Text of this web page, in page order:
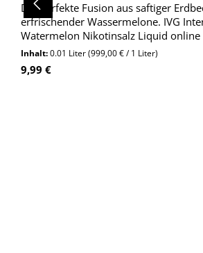
Die perfekte Fusion aus saftiger
erfrischender Wassermelone. IVG
Watermelon Nikotinsalz Liquid online
Wolkengarage!
Inhalt:0.01 Liter(999,00 € / 1 Liter)
Regulärer Preis:
9,99 €